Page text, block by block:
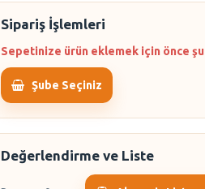
Sipariş İşlemleri
Sepetinize ürün eklemek için önce
Şube Seçiniz
Değerlendirme ve Liste